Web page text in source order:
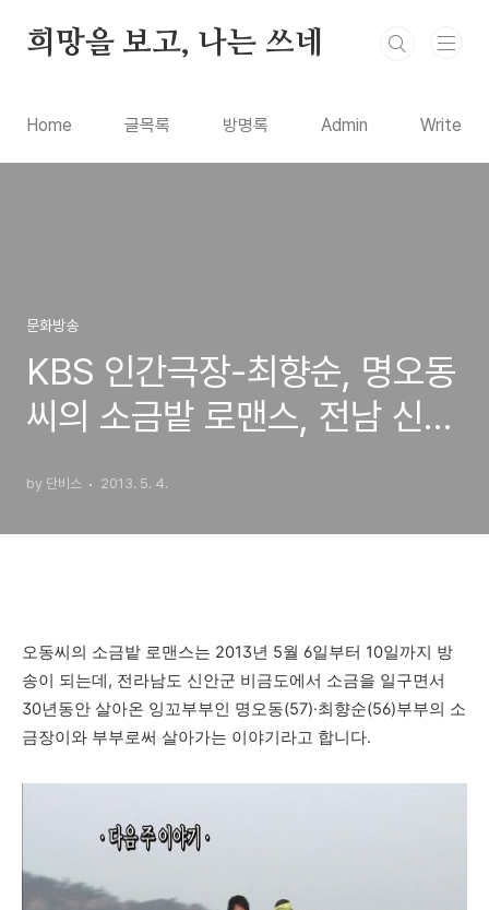
희망을 보고, 나는 쓰네
Home 글목록 방명록 Admin Write
문화방송
KBS 인간극장-최향순, 명오동
씨의 소금밭 로맨스, 전남 신안
야기
by 단비스 2013. 5. 4.
오동씨의 소금밭 로맨스는 2013년 5월 6일부터 10일까지 방
송이 되는데, 전라남도 신안군 비금도에서 소금을 일구면서
30년동안 살아온 잉꼬부부인 명오동(57)·최향순(56)부부의 소
금장이와 부부로써 살아가는 이야기라고 합니다.